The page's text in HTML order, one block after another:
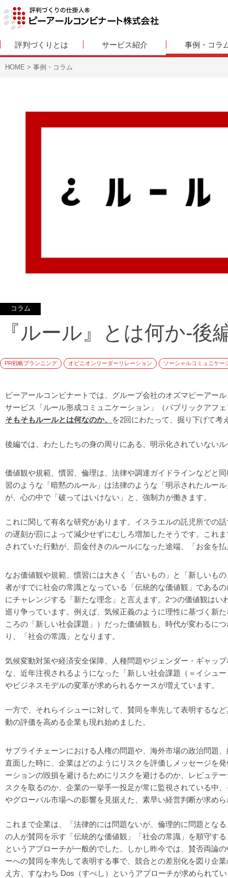
評判づくりとは サービス紹介 事例・コラ
HOME > 事例・コラム
コラム
『ルール』とは何か-後
PR戦略プランニング オピニオンリーダーリレーション ソーシャルコミュニケー
ピーアールコンビナートでは、グループ会社のオズマピーアー
サービス「ルール形成コミュニケーション」（パブリックアフ
そもそもルールとは何なのか、
を2回にわたって、掘り下げて考
後編では、わたしたちの身の周りにある、明示化されていない
価値観や規範、慣習、倫理は、法律や調達ガイドラインなどと
習のような「暗黙のルール」は法律のような「明示されたルー
が、心の中で「破ってはいけない」と、強制力が働きます。
これに関して有名な研究があります。イスラエルの託児所での
の遅刻が罰によって減少せずにむしろ増加したそうです。これ
されていた行動が、罰金付きのルールになった途端、「お金を
なお価値観や規範、慣習には大きく「古いもの」と「新しいも
者がすでに社会の常識となっている「伝統的な価値観」である
にチャレンジする「新たな理念」と言えます。2つの価値観はい
巡り争っています。例えば、気候正義のように理性に基づく新
ころの「新しい社会課題」）だった価値観も、時代が変わるに
り、「社会の常識」となります。
気候変動対策や経済安全保障、人種問題やジェンダー・ギャッ
な、近年注視されるようになった「新しい社会課題（＝イシュ
やビジネスモデルの変革が求められるケースが増えています。
一方で、それらイシューに対して、賛同を率先して表明するな
動の評価を高める企業も現れ始めました。
サプライチェーンにおける人権の問題や、海外市場の政治問題
直面した時に、企業はどのようにリスクを評価しメッセージを
ーションの毀損を避けるためにリスクを避けるのか、レピュテ
スクを取るのか、企業の一挙手一投足が常に監視されている中
やグローバル市場への影響を見据えた、素早い経営判断が求め
これまで企業は、「法律的には問題ないが、倫理的に問題とな
の人が賛同を示す「伝統的な価値観」「社会の常識」を順守す
というアプローチが一般的でした。しかし昨今では、賛否両論
ーへの賛同を率先して表明する事で、競合との差別化を図り企
え方、すなわち Dos（すべし）というアプローチが求められて